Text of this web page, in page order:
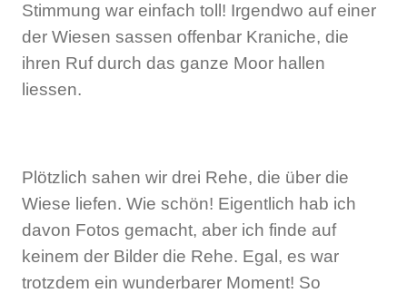
Stimmung war einfach toll! Irgendwo auf einer
der Wiesen sassen offenbar Kraniche, die
ihren Ruf durch das ganze Moor hallen
liessen.
Plötzlich sahen wir drei Rehe, die über die
Wiese liefen. Wie schön! Eigentlich hab ich
davon Fotos gemacht, aber ich finde auf
keinem der Bilder die Rehe. Egal, es war
trotzdem ein wunderbarer Moment! So